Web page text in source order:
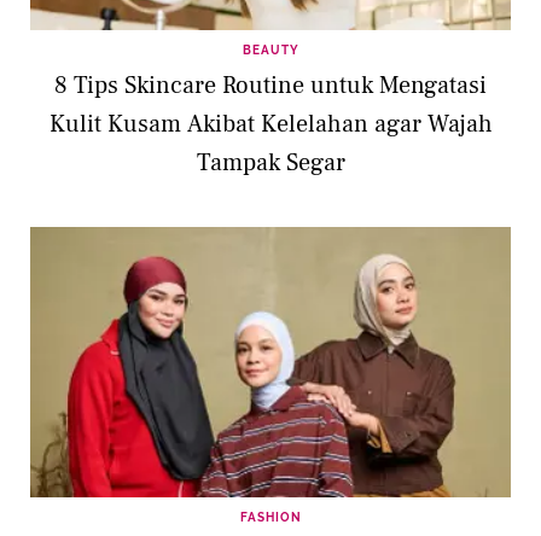
BEAUTY
8 Tips Skincare Routine untuk Mengatasi
Kulit Kusam Akibat Kelelahan agar Wajah
Tampak Segar
FASHION